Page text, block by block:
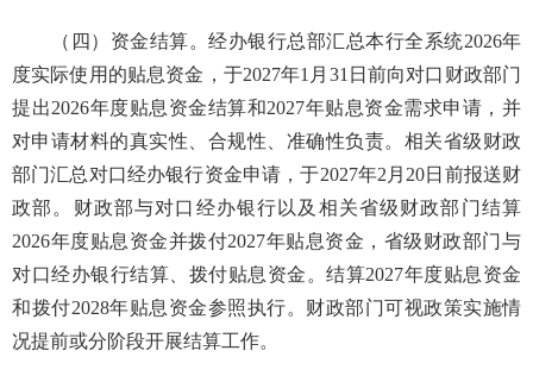
（四）资金结算。经办银行总部汇总本行全系统2026年
度实际使用的贴息资金，于2027年1月31日前向对口财政部门
提出2026年度贴息资金结算和2027年贴息资金需求申请，并
对申请材料的真实性、合规性、准确性负责。相关省级财政
部门汇总对口经办银行资金申请，于2027年2月20日前报送财
政部。财政部与对口经办银行以及相关省级财政部门结算
2026年度贴息资金并拨付2027年贴息资金，省级财政部门与
对口经办银行结算、拨付贴息资金。结算2027年度贴息资金
和拨付2028年贴息资金参照执行。财政部门可视政策实施情
况提前或分阶段开展结算工作。